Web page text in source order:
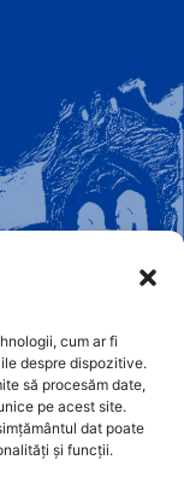
cum ar fi
despre dispozitive.
să procesăm date,
pe acest site.
dat poate
și funcții.